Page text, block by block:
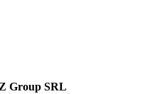
Group SRL